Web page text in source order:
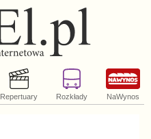
Repertuary Rozkłady NaWynos